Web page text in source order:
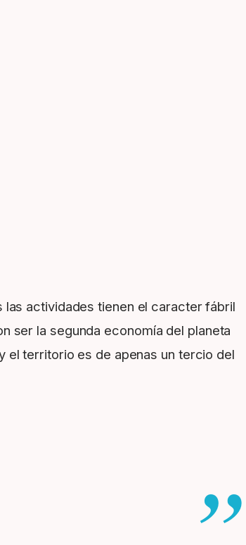
las actividades tienen el caracter fábril
ser la segunda economía del planeta
el territorio es de apenas un tercio del